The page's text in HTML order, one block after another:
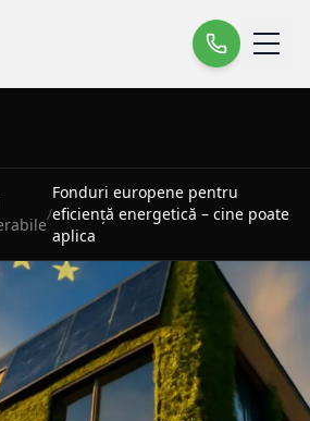
/
Fonduri europene pentru
eficiență energetică – cine poate
aplica